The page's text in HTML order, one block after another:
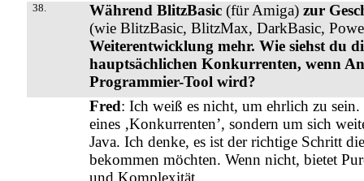
38. Während BlitzBasic (für Amiga)zur
(wie BlitzBasic, BlitzMax, DarkBasic,
Weiterentwicklung mehr. Wie siehst du
hauptsächlichen Konkurrenten, wenn
Programmier-Tool wird?
Fred: Ich weiß es nicht, um ehrlich zu
eines ‚Konkurrenten’, sondern um sich
Java. Ich denke, es ist der richtige Schritt
bekommen möchten. Wenn nicht, bietet
und Komplexität.